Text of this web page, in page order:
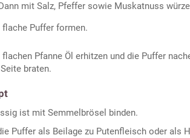
mit Salz, Pfeffer sowie Muskatnuss
Puffer formen.
Pfanne Öl erhitzen und die Puffer
braten.
ist mit Semmelbrösel binden.
Puffer als Beilage zu Putenfleisch oder als